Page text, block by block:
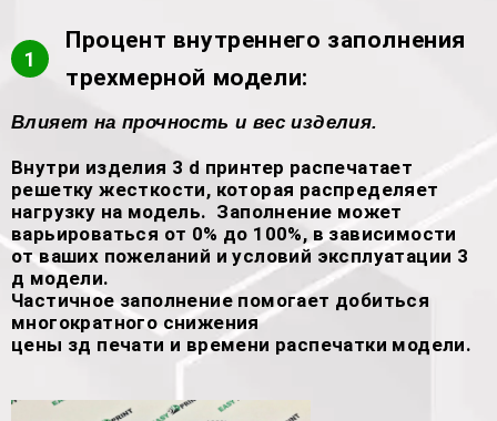
1
Процент внутреннего заполнения
трехмерной модели:
Влияет на прочность и вес изделия.
Внутри изделия 3 d принтер распечатает
решетку жесткости, которая распределяет
нагрузку на модель. Заполнение может
варьироваться от 0% до 100%, в зависимости
от ваших пожеланий и условий эксплуатации 3
д модели.
Частичное заполнение помогает добиться
многократного снижения
цены зд печати и времени распечатки модели.